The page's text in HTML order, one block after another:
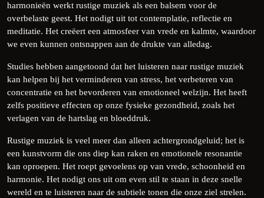
harmonieën werkt rustige muziek als een balsem voor de
overbelaste geest. Het nodigt uit tot contemplatie, reflectie en
meditatie. Het creëert een atmosfeer van vrede en kalmte, waardoor
we even kunnen ontsnappen aan de drukte van alledag.
Studies hebben aangetoond dat het luisteren naar rustige muziek
kan helpen bij het verminderen van stress, het verbeteren van
concentratie en het bevorderen van emotioneel welzijn. Het heeft
zelfs positieve effecten op onze fysieke gezondheid, zoals het
verlagen van de hartslag en bloeddruk.
Rustige muziek is veel meer dan alleen achtergrondgeluid; het is
een kunstvorm die ons diep kan raken en emotionele resonantie
kan oproepen. Het roept gevoelens op van vrede, schoonheid en
harmonie. Het nodigt ons uit om even stil te staan in deze snelle
wereld en te luisteren naar de subtiele tonen die onze ziel strelen.